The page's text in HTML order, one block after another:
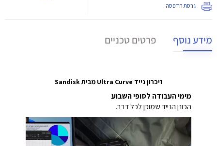
גרסת הדפסה
מידע נוסף פרטים טכניים
זיכרון נייד Ultra Curve מבית Sandisk
מימי העבודה לסופי השבוע
הכונן הנייד שמוכן לכל דבר.